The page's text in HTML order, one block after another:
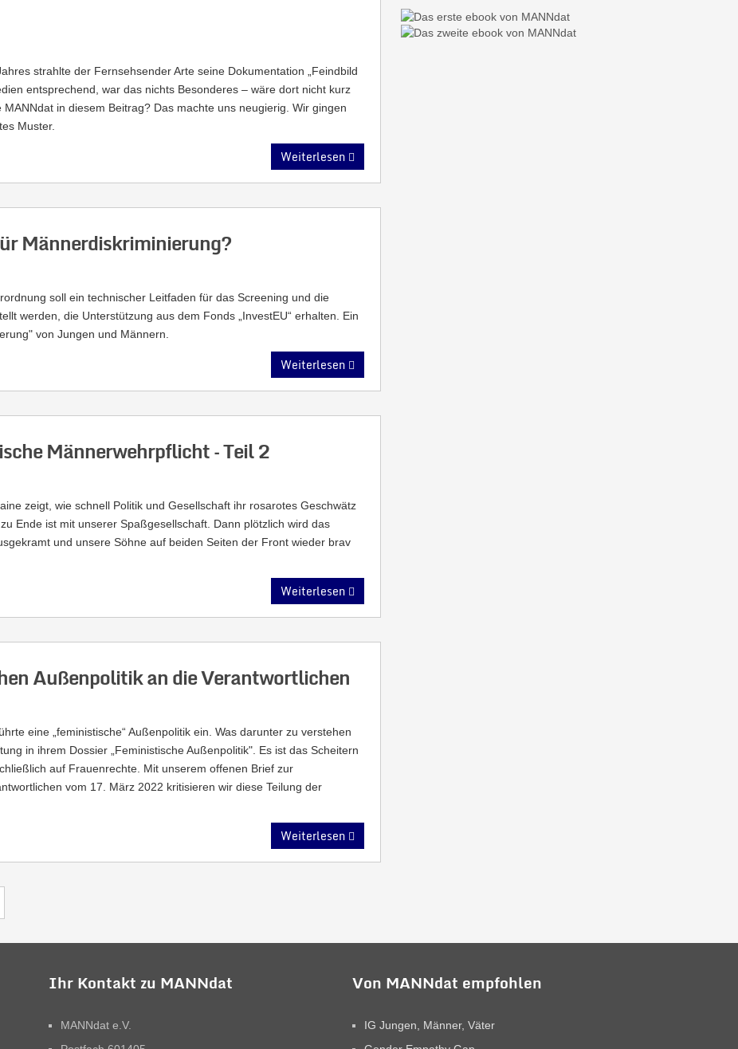
strahlte der Fernsehsender Arte seine Dokumentation „Feindbild
entsprechend, war das nichts Besonderes – wäre dort nicht kurz
in diesem Beitrag? Das machte uns neugierig. Wir gingen
Muster.
Weiterlesen
Männerdiskriminierung?
soll ein technischer Leitfaden für das Screening und die
werden, die Unterstützung aus dem Fonds „InvestEU“ erhalten. Ein
von Jungen und Männern.
Weiterlesen
Männerwehrpflicht – Teil 2
zeigt, wie schnell Politik und Gesellschaft ihr rosarotes Geschwätz
Ende ist mit unserer Spaßgesellschaft. Dann plötzlich wird das
und unsere Söhne auf beiden Seiten der Front wieder brav
Weiterlesen
Außenpolitik an die Verantwortlichen
eine „feministische“ Außenpolitik ein. Was darunter zu verstehen
in ihrem Dossier „Feministische Außenpolitik". Es ist das Scheitern
auf Frauenrechte. Mit unserem offenen Brief zur
vom 17. März 2022 kritisieren wir diese Teilung der
Weiterlesen
Ihr Kontakt zu MANNdat
MANNdat e.V.
Von MANNdat empfohlen
IG Jungen, Männer, Väter